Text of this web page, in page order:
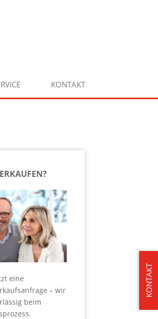
KONTAKT
KONTAKT
eine
– wir
beim